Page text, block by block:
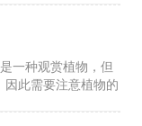
一种观赏植物，但
此需要注意植物的